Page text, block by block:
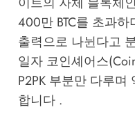
400만 BTC를 초과하
출력으로 나뉜다고
일자 코인셰어스
P2PK 부분만 다루며
합니다 .